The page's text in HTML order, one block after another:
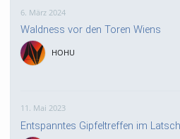
6. März 2024
Waldness vor den Toren Wiens
HOHU
11. Mai 2023
Entspanntes Gipfeltreffen im